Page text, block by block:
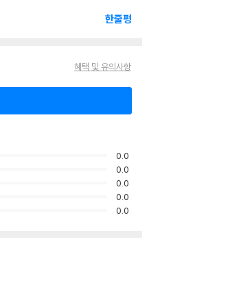
한줄평
혜택 및 유의사항
0.0
0.0
0.0
0.0
0.0